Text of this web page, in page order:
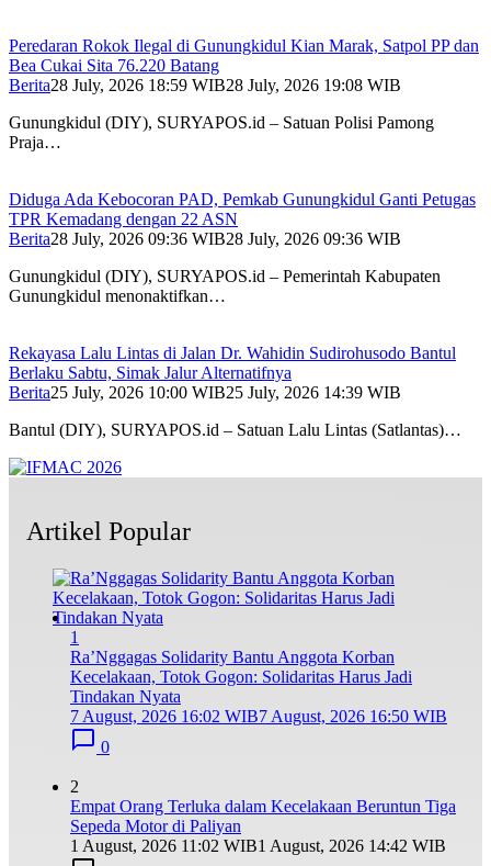
Peredaran Rokok Ilegal di Gunungkidul Kian Marak, Satpol PP dan
Bea Cukai Sita 76.220 Batang
Berita28 July, 2026 18:59 WIB28 July, 2026 19:08 WIB
Gunungkidul (DIY), SURYAPOS.id – Satuan Polisi Pamong
Praja…
Diduga Ada Kebocoran PAD, Pemkab Gunungkidul Ganti Petugas
TPR Kemadang dengan 22 ASN
Berita28 July, 2026 09:36 WIB28 July, 2026 09:36 WIB
Gunungkidul (DIY), SURYAPOS.id – Pemerintah Kabupaten
Gunungkidul menonaktifkan…
Rekayasa Lalu Lintas di Jalan Dr. Wahidin Sudirohusodo Bantul
Berlaku Sabtu, Simak Jalur Alternatifnya
Berita25 July, 2026 10:00 WIB25 July, 2026 14:39 WIB
Bantul (DIY), SURYAPOS.id – Satuan Lalu Lintas (Satlantas)…
Artikel Popular
1
Ra’Nggagas Solidarity Bantu Anggota Korban
Kecelakaan, Totok Gogon: Solidaritas Harus Jadi
Tindakan Nyata
7 August, 2026 16:02 WIB7 August, 2026 16:50 WIB
0
2
Empat Orang Terluka dalam Kecelakaan Beruntun Tiga
Sepeda Motor di Paliyan
1 August, 2026 11:02 WIB1 August, 2026 14:42 WIB